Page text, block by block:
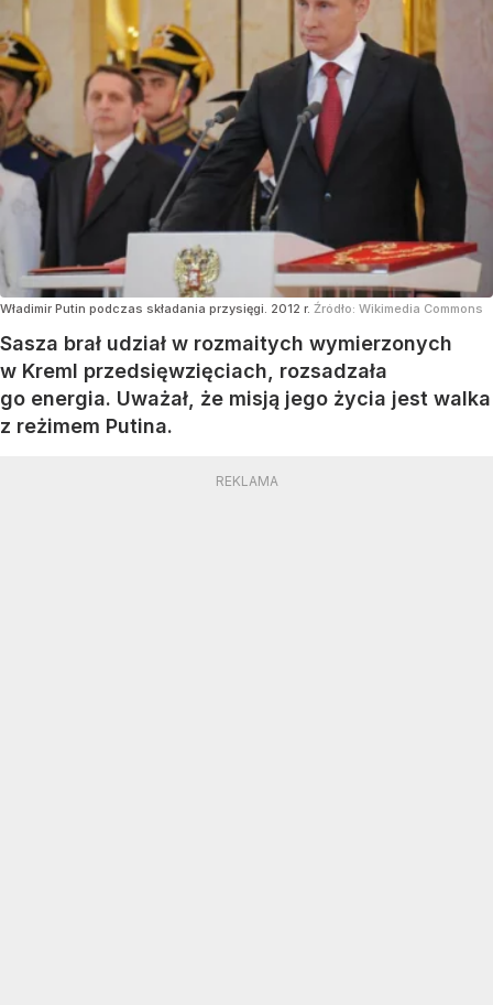
Władimir Putin podczas składania przysięgi. 2012 r. Źródło: Wikimedia Commons
Sasza brał udział w rozmaitych wymierzonych
w Kreml przedsięwzięciach, rozsadzała
go energia. Uważał, że misją jego życia jest walka
z reżimem Putina.